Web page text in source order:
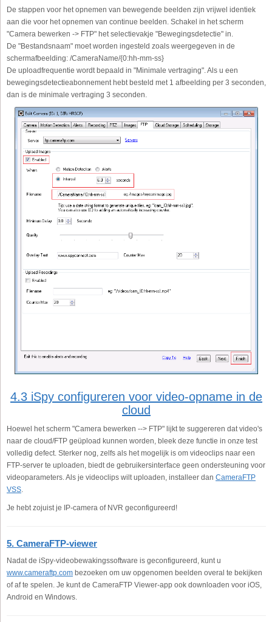
De stappen voor het opnemen van bewegende beelden zijn vrijwel identiek
aan die voor het opnemen van continue beelden. Schakel in het scherm
"Camera bewerken -> FTP" het selectievakje "Bewegingsdetectie" in.
De "Bestandsnaam" moet worden ingesteld zoals weergegeven in de
schermafbeelding: /CameraName/{0:hh-mm-ss}
De uploadfrequentie wordt bepaald in "Minimale vertraging". Als u een
bewegingsdetectieabonnement hebt besteld met 1 afbeelding per 3 seconden,
dan is de minimale vertraging 3 seconden.
4.3 iSpy configureren voor video-opname in de
cloud
Hoewel het scherm "Camera bewerken --> FTP" lijkt te suggereren dat video's
naar de cloud/FTP geüpload kunnen worden, bleek deze functie in onze test
volledig defect. Sterker nog, zelfs als het mogelijk is om videoclips naar een
FTP-server te uploaden, biedt de gebruikersinterface geen ondersteuning voor
videoparameters. Als je videoclips wilt uploaden, installeer dan CameraFTP
VSS
Je hebt zojuist je IP-camera of NVR geconfigureerd!
5. CameraFTP-viewer
Nadat de iSpy-videobewakingssoftware is geconfigureerd, kunt u
www.cameraftp.com bezoeken om uw opgenomen beelden overal te bekijken
of af te spelen. Je kunt de CameraFTP Viewer-app ook downloaden voor iOS,
Android en Windows.